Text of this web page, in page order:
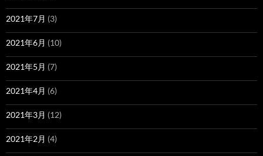
2021年7月 (3)
2021年6月 (10)
2021年5月 (7)
2021年4月 (6)
2021年3月 (12)
2021年2月 (4)